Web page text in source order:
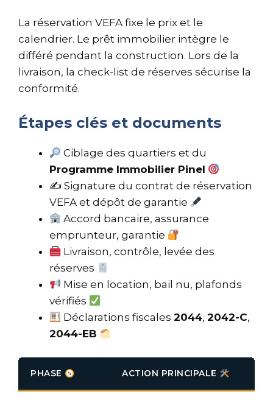
La réservation VEFA fixe le prix et le
calendrier. Le prêt immobilier intègre le
différé pendant la construction. Lors de la
livraison, la check-list de réserves sécurise la
conformité.
Étapes clés et documents
Ciblage des quartiers et du
Programme Immobilier Pinel
✍ Signature du contrat de réservation
VEFA et dépôt de garantie
Accord bancaire, assurance
emprunteur, garantie
Livraison, contrôle, levée des
réserves
Mise en location, bail nu, plafonds
vérifiés
Déclarations fiscales2044,2042-C,
2044-EB
PHASE ACTION PRINCIPALE